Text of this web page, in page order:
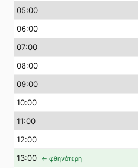
05:00
06:00
07:00
08:00
09:00
10:00
11:00
12:00
13:00 ← φθηνότερη